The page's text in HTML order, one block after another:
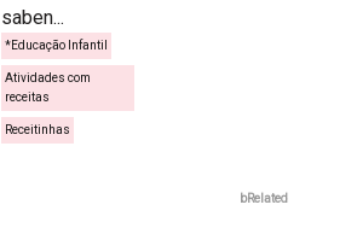
saben...
*Educação Infantil
Atividades com
receitas
Receitinhas
bRelated